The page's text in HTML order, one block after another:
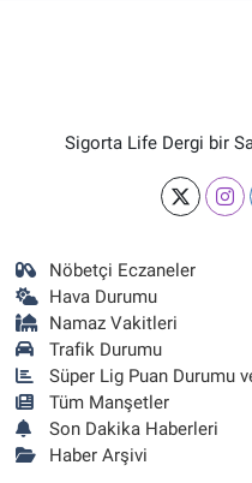
Sigorta Life Dergi bir
Nöbetçi Eczaneler
Hava Durumu
Namaz Vakitleri
Trafik Durumu
Süper Lig Puan Durumu
Tüm Manşetler
Son Dakika Haberleri
Haber Arşivi